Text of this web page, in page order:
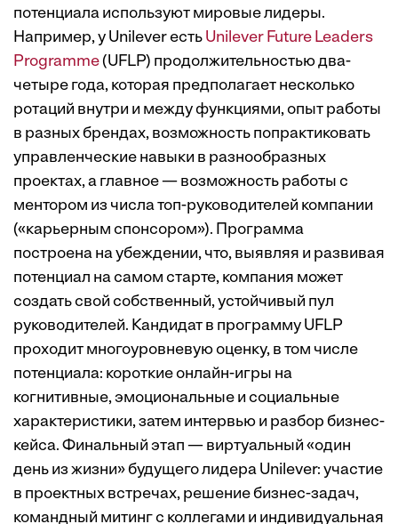
потенциала используют мировые лидеры.
Например, у Unilever есть Unilever Future Leaders
Programme (UFLP) продолжительностью два-
четыре года, которая предполагает несколько
ротаций внутри и между функциями, опыт работы
в разных брендах, возможность попрактиковать
управленческие навыки в разнообразных
проектах, а главное — возможность работы с
ментором из числа топ-руководителей компании
(«карьерным спонсором»). Программа
построена на убеждении, что, выявляя и развивая
потенциал на самом старте, компания может
создать свой собственный, устойчивый пул
руководителей. Кандидат в программу UFLP
проходит многоуровневую оценку, в том числе
потенциала: короткие онлайн-игры на
когнитивные, эмоциональные и социальные
характеристики, затем интервью и разбор бизнес-
кейса. Финальный этап — виртуальный «один
день из жизни» будущего лидера Unilever: участие
в проектных встречах, решение бизнес-задач,
командный митинг с коллегами и индивидуальная